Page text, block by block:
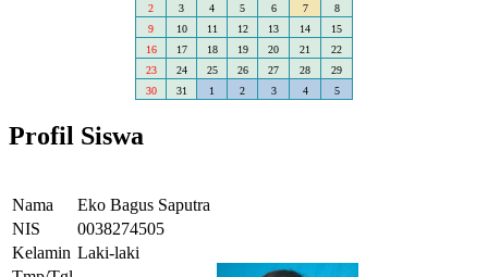
2
3 4 5 6 7
8
9
10 11 12 13 14
15
16
17 18 19 20 21
22
23
24 25 26 27 28
29
30
31 1 2 3 4 5
Profil Siswa
Nama
Eko Bagus Saputra
NIS
0038274505
Kelamin Laki-laki